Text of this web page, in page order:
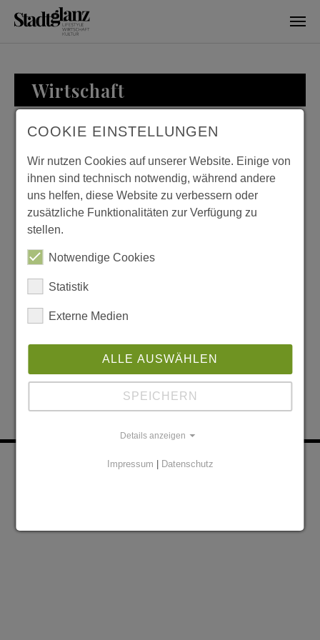
Wirtschaft
WIRTSCHAFT
ZU BESUCH BEI
FAMILIE LOESER
KONTAKT
COOKIE EINSTELLUNGEN
Wir nutzen Cookies auf unserer Website. Einige von
ihnen sind technisch notwendig, während andere
uns helfen, diese Website zu verbessern oder
zusätzliche Funktionalitäten zur Verfügung zu
stellen.
Notwendige Cookies
Statistik
Externe Medien
ALLE AUSWÄHLEN
SPEICHERN
Details anzeigen
Impressum Datenschutz